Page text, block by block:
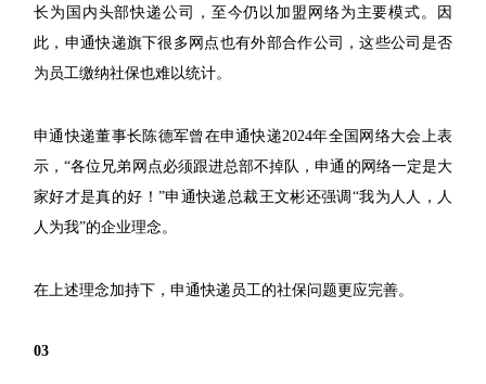
长为国内头部快递公司，至今仍以加盟网络为主要模式。因
此，申通快递旗下很多网点也有外部合作公司，这些公司是否
为员工缴纳社保也难以统计。
申通快递董事长陈德军曾在申通快递2024年全国网络大会上表
示，“各位兄弟网点必须跟进总部不掉队，申通的网络一定是大
家好才是真的好！”申通快递总裁王文彬还强调“我为人人，人
人为我”的企业理念。
在上述理念加持下，申通快递员工的社保问题更应完善。
03